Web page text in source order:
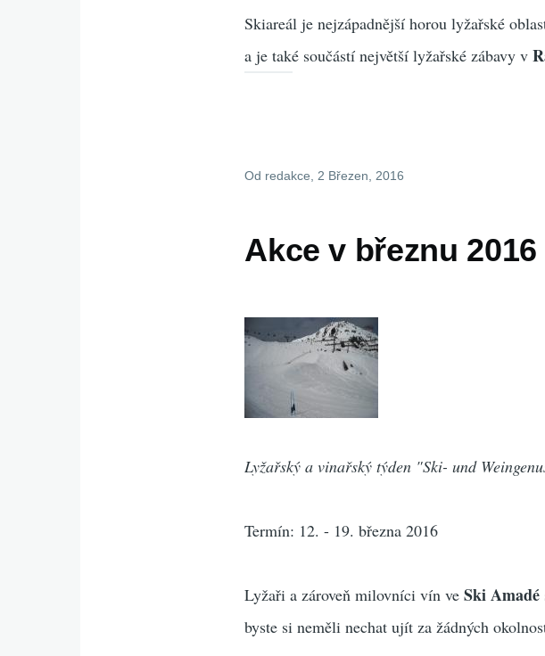
Skiareál je nejzápadnější horou lyžařské
a je také součástí největší lyžařské zábavy v
Od redakce, 2 Březen, 2016
Akce v březnu 2016
Lyžařský a vinařský týden "Ski- und
Termín: 12. - 19. března 2016
Lyžaři a zároveň milovníci vín veSki Amadé
byste si neměli nechat ujít za žádných